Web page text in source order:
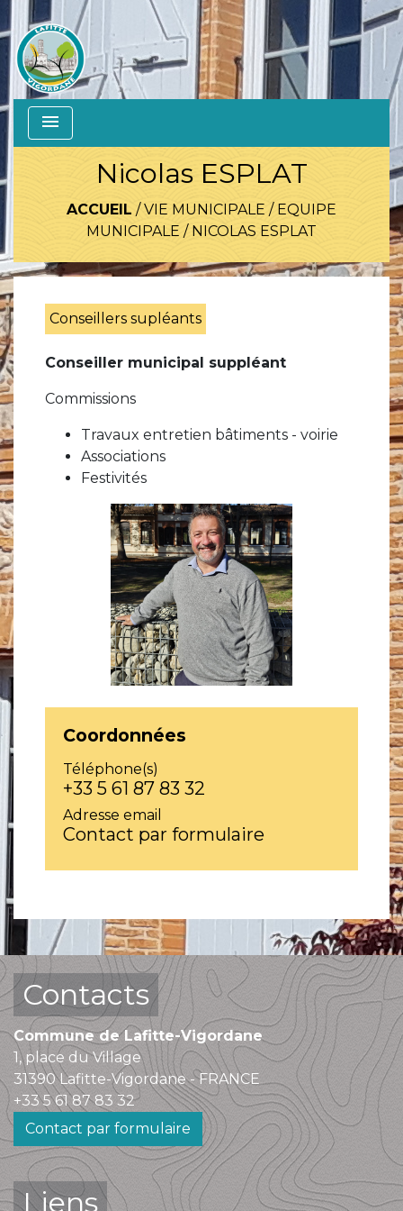
menu
Nicolas ESPLAT
ACCUEIL /VIE MUNICIPALE / EQUIPE
MUNICIPALE / NICOLAS ESPLAT
Conseillers supléants
Conseiller municipal suppléant
Commissions
Travaux entretien bâtiments - voirie
Associations
Festivités
Coordonnées
Téléphone(s)
+33 5 61 87 83 32
Adresse email
Contact par formulaire
Contacts
Commune de Lafitte-Vigordane
1, place du Village
31390 Lafitte-Vigordane - FRANCE
+33 5 61 87 83 32
Contact par formulaire
Liens